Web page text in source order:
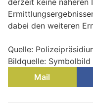
dabei den weiteren
Quelle:
Bildquelle:
Mail